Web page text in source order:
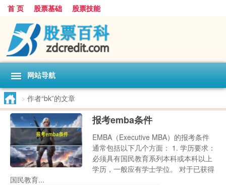
首 页 股票基础 股票技能
网站导航
> 作者“bk”的文章
报考emba条件
EMBA（Executive MBA）的报考条件
通常包括以下几个方面： 1. 学历要求：
必须具有国民教育系列本科或本科以上
学历，一般应有学士学位。 对于已获得
国民教育...